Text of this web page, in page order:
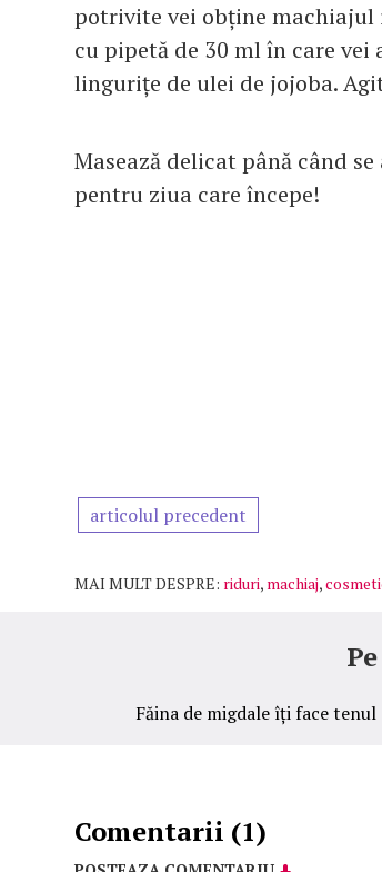
potrivite vei obține machiajul
cu pipetă de 30 ml în care
lingurițe de ulei de jojoba.
Masează delicat până când
pentru ziua care începe!
articolul precedent
MAI MULT DESPRE: riduri, machiaj,
Făina de migdale îți face
Comentarii (1)